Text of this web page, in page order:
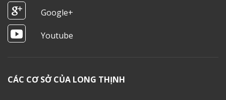
Google+
Youtube
CÁC CƠ SỞ CỦA LONG THỊNH